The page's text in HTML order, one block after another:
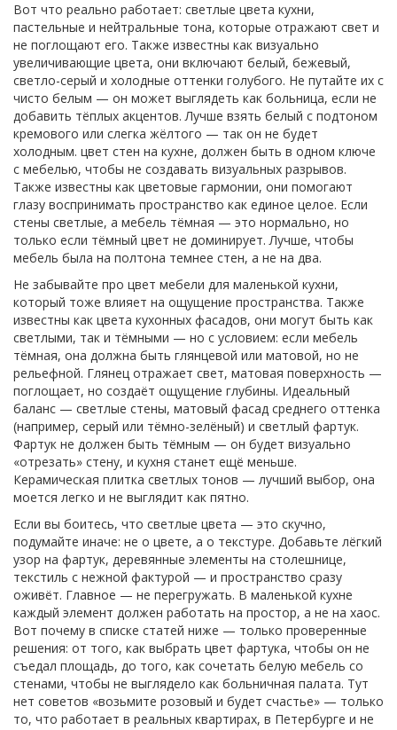
Вот что реально работает: светлые цвета кухни,
пастельные и нейтральные тона, которые отражают свет и
не поглощают его. Также известны как визуально
увеличивающие цвета, они включают белый, бежевый,
светло-серый и холодные оттенки голубого. Не путайте их с
чисто белым — он может выглядеть как больница, если не
добавить тёплых акцентов. Лучше взять белый с подтоном
кремового или слегка жёлтого — так он не будет
холодным. цвет стен на кухне, должен быть в одном ключе
с мебелью, чтобы не создавать визуальных разрывов.
Также известны как цветовые гармонии, они помогают
глазу воспринимать пространство как единое целое. Если
стены светлые, а мебель тёмная — это нормально, но
только если тёмный цвет не доминирует. Лучше, чтобы
мебель была на полтона темнее стен, а не на два.
Не забывайте про цвет мебели для маленькой кухни,
который тоже влияет на ощущение пространства. Также
известны как цвета кухонных фасадов, они могут быть как
светлыми, так и тёмными — но с условием: если мебель
тёмная, она должна быть глянцевой или матовой, но не
рельефной. Глянец отражает свет, матовая поверхность —
поглощает, но создаёт ощущение глубины. Идеальный
баланс — светлые стены, матовый фасад среднего оттенка
(например, серый или тёмно-зелёный) и светлый фартук.
Фартук не должен быть тёмным — он будет визуально
«отрезать» стену, и кухня станет ещё меньше.
Керамическая плитка светлых тонов — лучший выбор, она
моется легко и не выглядит как пятно.
Если вы боитесь, что светлые цвета — это скучно,
подумайте иначе: не о цвете, а о текстуре. Добавьте лёгкий
узор на фартук, деревянные элементы на столешнице,
текстиль с нежной фактурой — и пространство сразу
оживёт. Главное — не перегружать. В маленькой кухне
каждый элемент должен работать на простор, а не на хаос.
Вот почему в списке статей ниже — только проверенные
решения: от того, как выбрать цвет фартука, чтобы он не
съедал площадь, до того, как сочетать белую мебель со
стенами, чтобы не выглядело как больничная палата. Тут
нет советов «возьмите розовый и будет счастье» — только
то, что работает в реальных квартирах, в Петербурге и не